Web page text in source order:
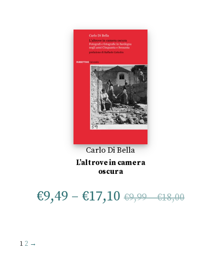
Carlo Di Bella
L’altrove in camera
oscura
€9,49 – €17,10 €9,99–€18,00
1 2 →